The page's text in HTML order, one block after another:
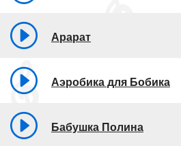
Арарат
Аэробика для Бобика
Бабушка Полина